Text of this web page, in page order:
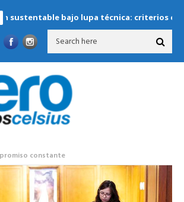
bajo lupa técnica: criterios críticos
constante